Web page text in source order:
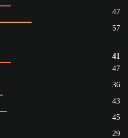
47
57
41
47
36
43
45
29